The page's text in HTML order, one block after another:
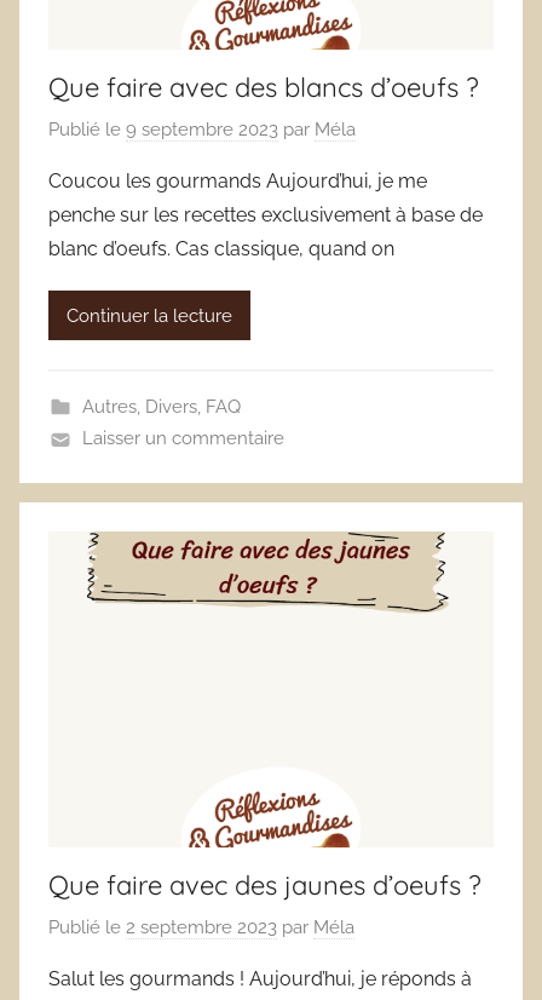
Que faire avec des blancs d’oeufs ?
Publié le 9 septembre 2023 par Méla
Coucou les gourmands Aujourd’hui, je me
penche sur les recettes exclusivement à base de
blanc d’oeufs. Cas classique, quand on
Continuer la lecture
Autres, Divers, FAQ
Laisser un commentaire
Que faire avec des jaunes d’oeufs ?
Publié le 2 septembre 2023 par Méla
Salut les gourmands ! Aujourd’hui, je réponds à